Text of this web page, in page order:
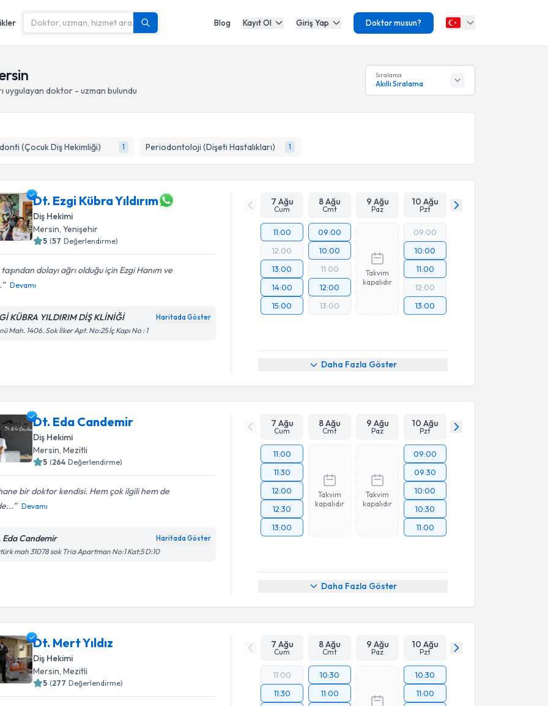
Blog Kayıt Ol Giriş Yap Doktor musun?
uygulayan doktor - uzman bulundu
Sıralama
Akıllı Sıralama
(Çocuk Diş Hekimliği) 1 Periodontoloji (Dişeti Hastalıkları) 1
Dt. Ezgi Kübra Yıldırım
Diş Hekimi
Mersin, Yenişehir
5 (57 Değerlendirme)
dolayı ağrı olduğu için Ezgi Hanım ve
Devamı
KÜBRA YILDIRIM DİŞ KLİNİĞİ Haritada Göster
Mah. 1406. Sok İlker Apt. No:25 İç Kapı No : 1
7 Ağu
Cum
8 Ağu
Cmt
9 Ağu
Paz
10 Ağu
Pzt
11:00
12:00
13:00
14:00
15:00
09:00
10:00
11:00
12:00
13:00
Takvim
kapalıdır
09:00
10:00
11:00
12:00
13:00
Daha Fazla Göster
Dt. Eda Candemir
Diş Hekimi
Mersin , Mezitli
5 (264 Değerlendirme)
bir doktor kendisi. Hem çok ilgili hem de
Devamı
Eda Candemir Haritada Göster
mah 31078 sok Tria Apartman No:1 Kat:5 D:10
7 Ağu
Cum
8 Ağu
Cmt
9 Ağu
Paz
10 Ağu
Pzt
11:00
11:30
12:00
12:30
13:00
Takvim
kapalıdır
Takvim
kapalıdır
09:00
09:30
10:00
10:30
11:00
Daha Fazla Göster
Dt. Mert Yıldız
Diş Hekimi
Mersin, Mezitli
5 (277 Değerlendirme)
7 Ağu
Cum
8 Ağu
Cmt
9 Ağu
Paz
10 Ağu
Pzt
11:00
11:30
10:30
11:00
10:30
11:00